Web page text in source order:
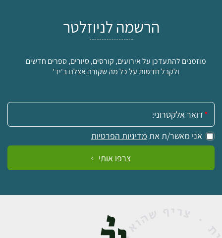
הרשמה לניוזלטר
מוזמנים להתעדכן על אירועים, קורסים, סיורים, ספרים חדשים
ולקבל חדשות על כל מה שקורה אצלנו ב'יד'
אימייל:
אני מאשר/ת את מדיניות הפרטיות
צרפו אותי